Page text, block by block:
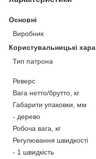
Основні
Виробник
Користувальницькі
Тип патрона
Реверс
Вага нетто/брутто, кг
Габарити упаковки, мм
- дерево
Робоча вага, кг
Регулювання швидкості
- 1 швидкість